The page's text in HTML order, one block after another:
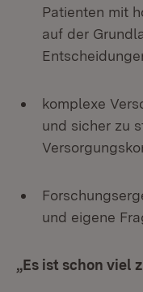
Patienten mit
auf der
komplexe
und sicher zu
und eigene
„Es ist schon viel